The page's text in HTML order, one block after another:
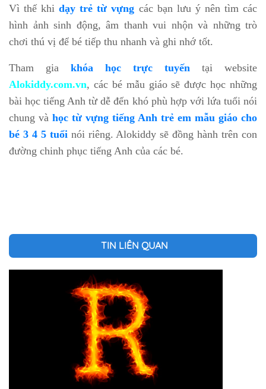
Vì thế khidạy trẻ từ vựng các bạn lưu ý nên tìm các
hình ảnh sinh động, âm thanh vui nhộn và những trò
chơi thú vị để bé tiếp thu nhanh và ghi nhớ tốt.
Tham gia khóa học trực tuyến tại website
Alokiddy.com.vn, các bé mẫu giáo sẽ được học những
bài học tiếng Anh từ dễ đến khó phù hợp với lứa tuổi nói
chung và học từ vựng tiếng Anh trẻ em mẫu giáo cho
bé 3 4 5 tuổinói riêng. Alokiddy sẽ đồng hành trên con
đường chinh phục tiếng Anh của các bé.
TIN LIÊN QUAN